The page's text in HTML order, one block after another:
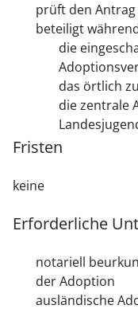
prüft den
beteiligt
die
das örtlich
die zentrale
Fristen
keine
Erforderliche
notariell
der Adoption
ausländische